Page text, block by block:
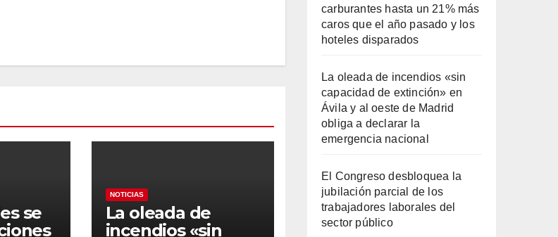
se
NOTICIAS
La oleada de
incendios «sin
carburantes hasta un 21% más
caros que el año pasado y los
hoteles disparados
La oleada de incendios «sin
capacidad de extinción» en
Ávila y al oeste de Madrid
obliga a declarar la
emergencia nacional
El Congreso desbloquea la
jubilación parcial de los
trabajadores laborales del
sector público